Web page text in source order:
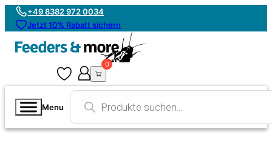
+49 8382 972 0034
Jetzt 10% Rabatt sichern
0
Menu
Products
search